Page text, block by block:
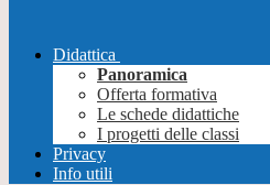
Didattica
Panoramica
Offerta formativa
Le schede didattiche
I progetti delle classi
Privacy
Info utili